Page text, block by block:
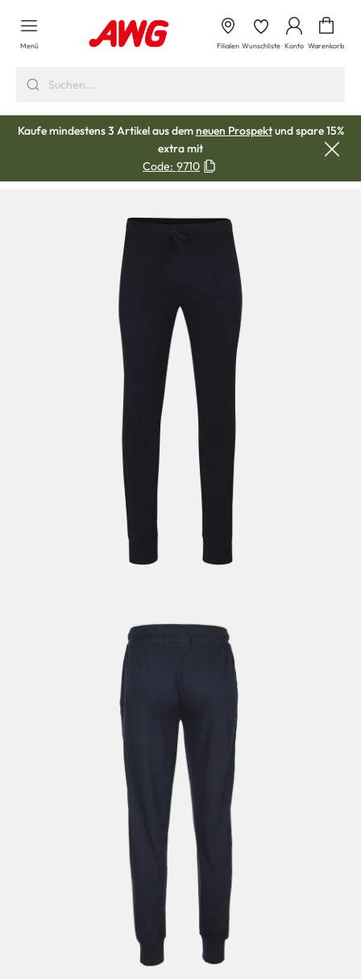
springen
Menü Filialen Wunschliste Konto Warenkorb
Kaufe mindestens 3 Artikel aus demneuen Prospektund spare 15%
extra mit
Code: 9710